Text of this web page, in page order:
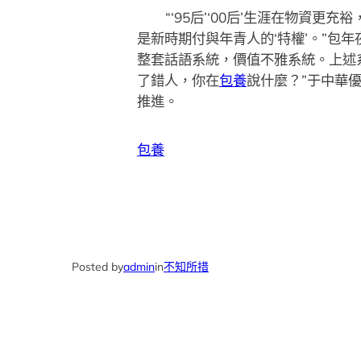
“‘95后’‘00后’生涯在物資更充
是新時期付與年青人的‘特權’。”包
整套話語系統，價值不雅系統。上
了錯人，你在包養說什麼？”于中華
推進。
包養
Posted byadminin不知所措